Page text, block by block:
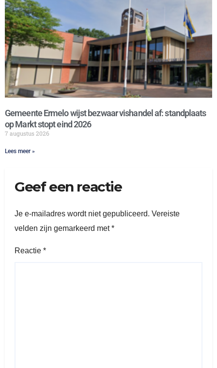
Gemeente Ermelo wijst bezwaar vishandel af: standplaats
op Markt stopt eind 2026
7 augustus 2026
Lees meer »
Geef een reactie
Je e-mailadres wordt niet gepubliceerd. Vereiste
velden zijn gemarkeerd met*
Reactie *